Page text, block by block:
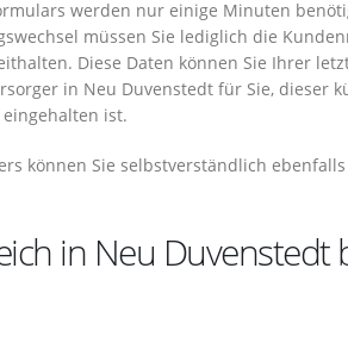
werden nur einige Minuten
müssen Sie lediglich die
Diese Daten können Sie Ihrer
in Neu Duvenstedt für Sie, dieser
ist.
können Sie selbstverständlich
in Neu Duvenstedt